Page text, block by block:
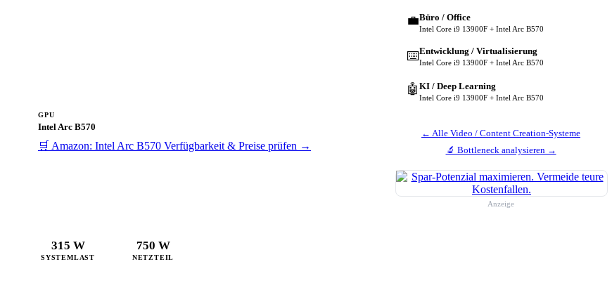
GPU
Intel Arc B570
🛒 Amazon: Intel Arc B570 Verfügbarkeit & Preise prüfen →
315 W
SYSTEMLAST
750 W
NETZTEIL
💼Büro / Office
Intel Core i9 13900F + Intel Arc B570
⌨️Entwicklung / Virtualisierung
Intel Core i9 13900F + Intel Arc B570
🤖 KI / Deep Learning
Intel Core i9 13900F + Intel Arc B570
← Alle Video / Content Creation-Systeme
🔬 Bottleneck analysieren →
Anzeige